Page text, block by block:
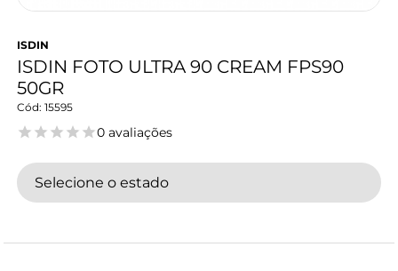
ISDIN
ISDIN FOTO ULTRA 90 CREAM FPS90
50GR
15595
0 avaliações
Selecione o estado